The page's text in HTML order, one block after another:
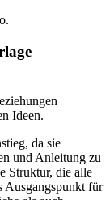
Ideen.
da sie
und Anleitung zu
Struktur, die alle
Ausgangspunkt für